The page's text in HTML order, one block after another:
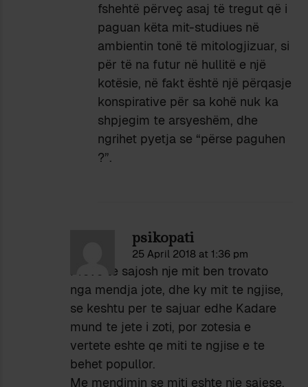
fshehtë përveç asaj të tregut që i
paguan këta mit-studiues në
ambientin tonë të mitologjizuar, si
për të na futur në hullitë e një
kotësie, në fakt është një përqasje
konspirative për sa kohë nuk ka
shpjegim te arsyeshëm, dhe
ngrihet pyetja se “përse paguhen
?”.
psikopati
25 April 2018 at 1:36 pm
Provo te sajosh nje mit ben trovato
nga mendja jote, dhe ky mit te ngjise,
se keshtu per te sajuar edhe Kadare
mund te jete i zoti, por zotesia e
vertete eshte qe miti te ngjise e te
behet popullor.
Me mendimin se miti eshte nje sajese,